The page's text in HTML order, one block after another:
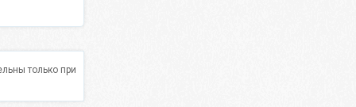
только при